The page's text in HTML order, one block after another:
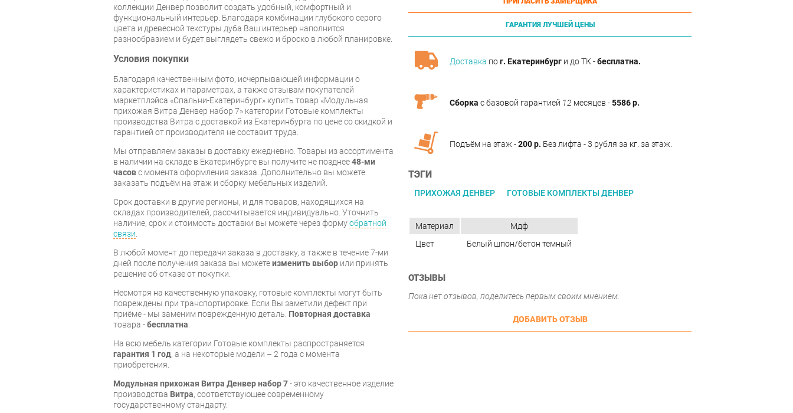
ГАРАНТИЯ ЛУЧШЕЙ ЦЕНЫ
Доставка пог. Екатеринбург и до ТК -бесплатна.
Сборка с базовой гарантией 12 месяцев -5586 р.
Подъём на этаж -200 р. Без лифта - 3 рубля за кг. за этаж.
ТЭГИ
ПРИХОЖАЯ ДЕНВЕР ГОТОВЫЕ КОМПЛЕКТЫ ДЕНВЕР
коллекции Денвер позволит создать удобный, комфортный и
функциональный интерьер. Благодаря комбинации глубокого серого
цвета и древесной текстуры дуба Ваш интерьер наполнится
разнообразием и будет выглядеть свежо и броско в любой планировке.
Условия покупки
Благодаря качественным фото, исчерпывающей информации о
характеристиках и параметрах, а также отзывам покупателей
маркетплэйса «Спальни-Екатеринбург» купить товар «Модульная
прихожая Витра Денвер набор 7» категории Готовые комплекты
производства Витра с доставкой из Екатеринбурга по цене со скидкой и
гарантией от производителя не составит труда.
Мы отправляем заказы в доставку ежедневно. Товары из ассортимента
в наличии на складе в Екатеринбурге вы получите не позднее48-ми
часовс момента оформления заказа. Дополнительно вы можете
заказать подъём на этаж и сборку мебельных изделий.
Срок доставки в другие регионы, и для товаров, находящихся на
складах производителей, рассчитывается индивидуально. Уточнить
наличие, срок и стоимость доставки вы можете через формуобратной
связи.
В любой момент до передачи заказа в доставку, а также в течение 7-ми
дней после получения заказа вы можетеизменить выбор или принять
решение об отказе от покупки.
Несмотря на качественную упаковку, готовые комплекты могут быть
повреждены при транспортировке. Если Вы заметили дефект при
приёме - мы заменим поврежденную деталь. Повторная доставка
товара -бесплатна.
На всю мебель категории Готовые комплекты распространяется
гарантия 1 год, а на некоторые модели – 2 года с момента
приобретения.
Модульная прихожая Витра Денвер набор 7- это качественное изделие
производства Витра, соответствующее современному
государственному стандарту.
Материал
Мдф
Цвет
Белый шпон/бетон темный
ОТЗЫВЫ
Пока нет отзывов, поделитесь первым своим мнением.
ДОБАВИТЬ ОТЗЫВ